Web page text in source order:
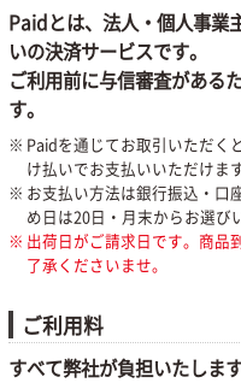
Paidとは、法人・個人事業
いの決済サービスです。
ご利用前に与信審査がある
す。
Paidを通じてお取引いただく
け払いでお支払いいただけます
お支払い方法は銀行振込・口
め日は20日・月末からお選び
出荷日がご請求日です。商品
了承くださいませ。
ご利用料
すべて弊社が負担いたします